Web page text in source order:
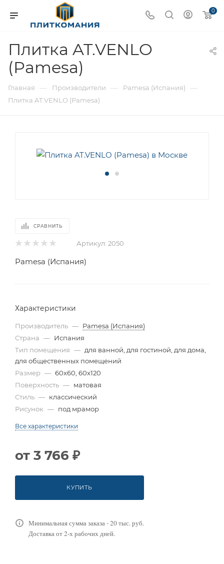
0
Плитка AT.VENLO
(Pamesa)
Главная — Производители — Pamesa (Испания) —
Плитка AT.VENLO (Pamesa)
СРАВНИТЬ
Артикул: 2050
Pamesa (Испания)
Характеристики
Производитель — Pamesa (Испания)
Страна — Испания
Тип помещения — для ванной, для гостиной, для дома,
для общественных помещений
Размер — 60x60, 60x120
Поверхность — матовая
Стиль — классический
Рисунок — под мрамор
Все характеристики
от 3 766 ₽
КУПИТЬ
Минимальная сумма заказа - 20 тыс. руб.
Доставка от 2-х рабочих дней.